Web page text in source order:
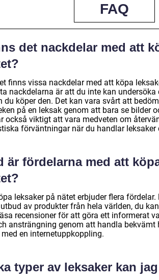
FAQ
det nackdelar med att
finns vissa nackdelar med att köpa
nackdelarna är att du inte kan undersöka
du köper den. Det kan vara svårt att
på en leksak genom att bara se bilder
också viktigt att vara medveten om
förväntningar när du handlar leksaker
är fördelarna med att
leksaker på nätet erbjuder flera
av produkter från hela världen, du
recensioner för att göra ett informerat
ansträngning genom att handla bekvämt
en internetuppkoppling.
typer av leksaker kan